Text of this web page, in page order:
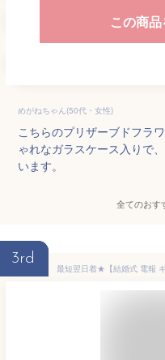
この商
めがねちゃん(50代・女性)
こちらのプリザーブドフラ
ゃれなガラスケース入りで
います。
全てのおす
3rd